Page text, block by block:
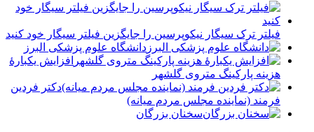
فیلتر ترک سیگار نیکوپرسین را جایگزین فیلتر سیگار خود کنید
دانشگاه علوم پزشکی البرز
افزایش یکبارۀ
هزینه پارکینگ متروی گلشهر
دكتر فردين
فرمند (نماينده مجلس مردم میانه)
سخنان بزرگان